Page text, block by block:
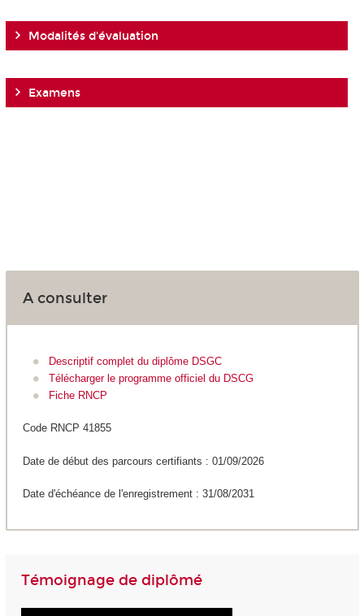
Modalités d'évaluation
Examens
A consulter
Descriptif complet du diplôme DSGC
Télécharger le programme officiel du DSCG
Fiche RNCP
Code RNCP 41855
Date de début des parcours certifiants : 01/09/2026
Date d'échéance de l'enregistrement : 31/08/2031
Témoignage de diplômé